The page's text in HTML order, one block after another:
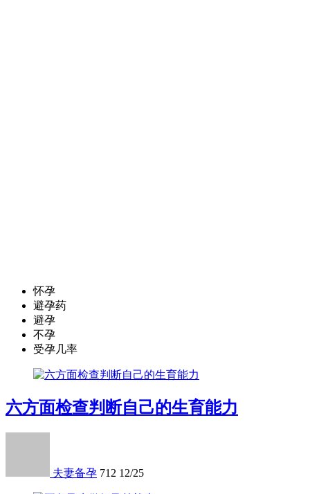
怀孕
避孕药
避孕
不孕
受孕几率
六方面检查判断自己的生育能力
夫妻备孕 712 12/25